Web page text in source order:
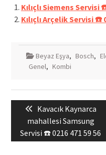
Kılıçlı Siemens Servisi
Kılıçlı Arçelik Servisi ☎️
Beyaz Eşya, Bosch,
Genel, Kombi
Yazı
gezinmesi
Previous
post:
Kavacık Kaynarca
mahallesi Samsung
Servisi ☎️ 0216 471 59 56